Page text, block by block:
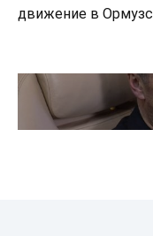
движение в